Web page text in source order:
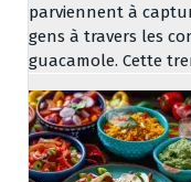
parviennent à
gens à travers les
guacamole. Cette